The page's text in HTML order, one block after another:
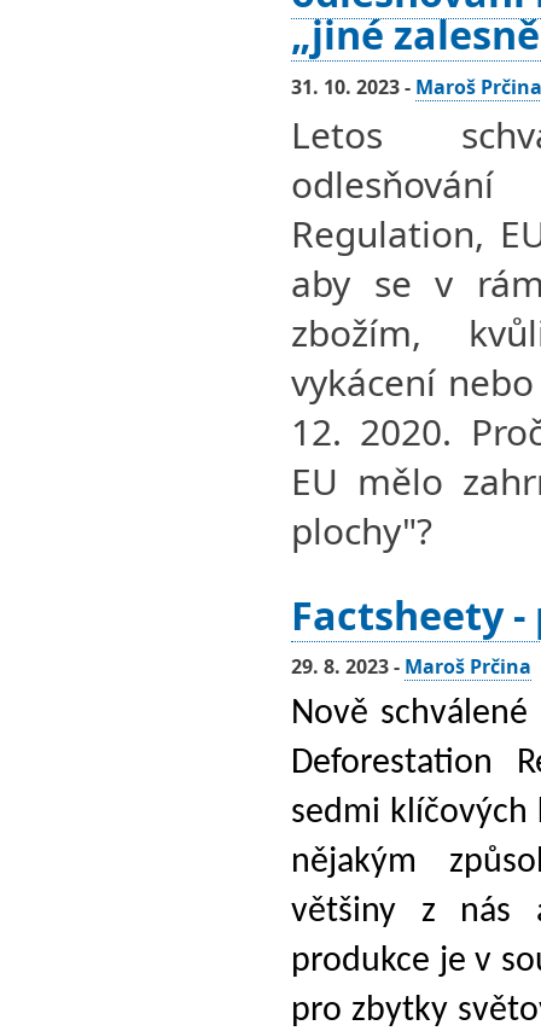
„jiné
31. 10. 2023 - Maroš Prčina
Letos
Regulation,
aby se v
zbožím,
vykácení
12. 2020.
EU mělo
plochy"?
Factsheety
29. 8. 2023 - Maroš Prčina
Nově
Deforestation
sedmi klíčových
nějakým
většiny z nás
produkce je v
pro zbytky